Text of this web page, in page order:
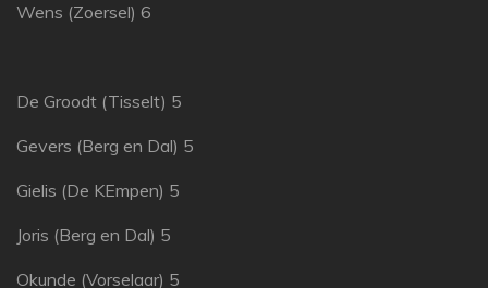
Wens (Zoersel) 6
De Groodt (Tisselt) 5
Gevers (Berg en Dal) 5
Gielis (De KEmpen) 5
Joris (Berg en Dal) 5
Okunde (Vorselaar) 5